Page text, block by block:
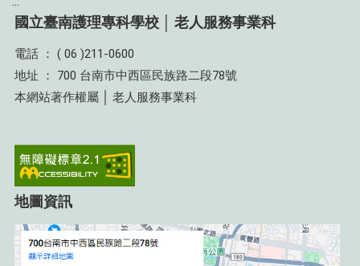
國立臺南護理專科學校 │ 老人服務事業科
電話 ： ( 06 )211-0600
地址 ： 700 台南市中西區民族路二段78號
本網站著作權屬 │ 老人服務事業科
地圖資訊